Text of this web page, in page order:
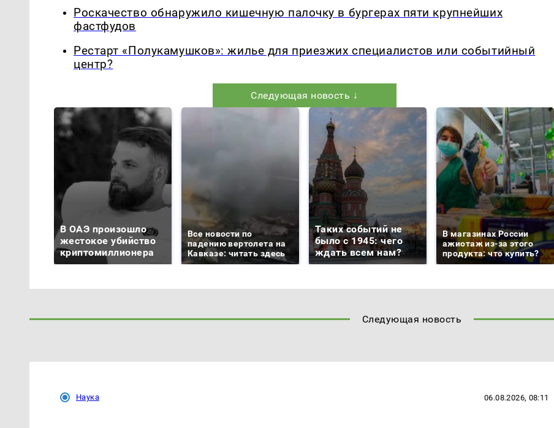
Роскачество обнаружило кишечную палочку в бургерах пяти крупнейших
фастфудов
Рестарт «Полукамушков»: жилье для приезжих специалистов или событийный
центр?
Следующая новость ↓
В ОАЭ произошло
жестокое убийство
криптомиллионера
Все новости по
падению вертолета на
Кавказе: читать здесь
Таких событий не
было с 1945: чего
ждать всем нам?
В магазинах России
ажиотаж из-за этого
продукта: что купить?
Следующая новость
Наука 06.08.2026, 08:11